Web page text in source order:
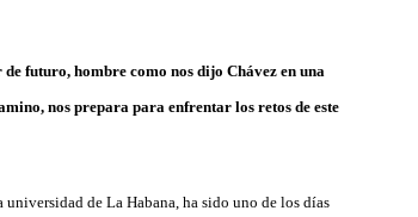
futuro, hombre como nos dijo Chávez en una
nos prepara para enfrentar los retos de este
de La Habana, ha sido uno de los días